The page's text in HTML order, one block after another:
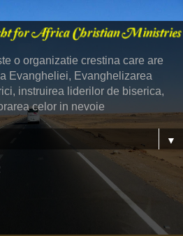
o organizatie crestina care are
Evangheliei, Evanghelizarea
instruirea liderilor de biserica,
celor in nevoie
▼